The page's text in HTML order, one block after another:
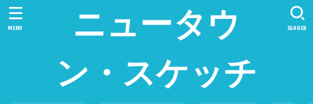
ニュータウ
ン・スケッチ
SEARCH
MENU